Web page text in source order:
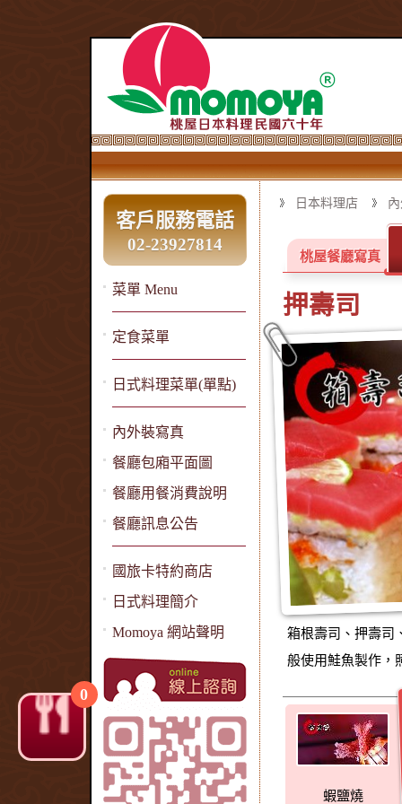
客戶服務電話
02-23927814
菜單 Menu
定食菜單
日式料理菜單(單點)
內外裝寫真
餐廳包廂平面圖
餐廳用餐消費說明
餐廳訊息公告
國旅卡特約商店
日式料理簡介
Momoya 網站聲明
日本料理店
桃屋餐廳寫真
押壽司
箱根壽司、押壽司
般使用鮭魚製作，
蝦鹽燒
0